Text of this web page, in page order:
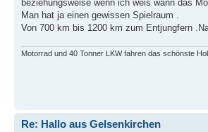
beziehungsweise wenn ich weis wann das
Man hat ja einen gewissen Spielraum .
Von 700 km bis 1200 km zum Entjungfern
Motorrad und 40 Tonner LKW fahren das schönste
Re: Hallo aus Gelsenkirchen